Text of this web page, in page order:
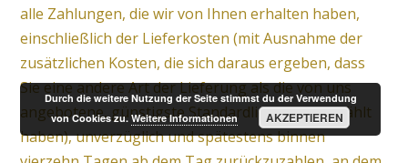
alle Zahlungen, die wir von Ihnen erhalten haben,
einschließlich der Lieferkosten (mit Ausnahme der
zusätzlichen Kosten, die sich daraus ergeben, dass
Sie eine andere Art der Lieferung als die von uns
angebotene, günstigste Standardlieferung gewählt
haben), unverzüglich und spätestens binnen
Durch die weitere Nutzung der Seite stimmst du der Verwendung
von Cookies zu.Weitere Informationen AKZEPTIEREN